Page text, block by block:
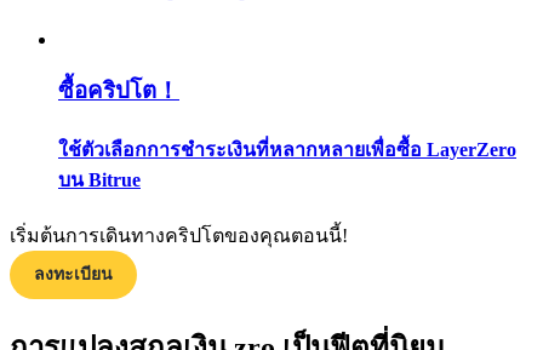
ซื้อคริปโต！
ใช้ตัวเลือกการชำระเงินที่หลากหลายเพื่อซื้อ LayerZero
บน Bitrue
เริ่มต้นการเดินทางคริปโตของคุณตอนนี้!
ลงทะเบียน